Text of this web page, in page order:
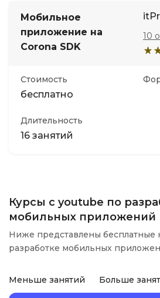
Мобильное
приложение на
Corona SDK
10
Стоимость
бесплатно
Длительность
16 занятий
Курсы с youtube по
мобильных приложений
Ниже представлены бесплатные
разработке мобильных
Меньше занятий Больше